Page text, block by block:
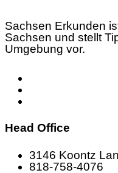
Sachsen Erkunden
Sachsen und stellt
Umgebung vor.
Head Office
3146 Koontz
818-758-4076